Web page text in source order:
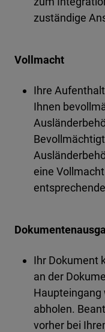
zuständige
Vollmacht
Ihre
Ihnen
eine
Ihr Dokument
an der
Haupteingang
abholen.
vorher bei